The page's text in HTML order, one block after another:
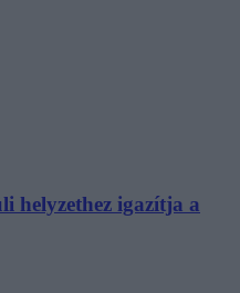
helyzethez igazítja a